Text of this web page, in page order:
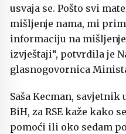
usvaja se. Pošto svi
mišljenje nama, mi
informaciju na
izvještaji“, potvrdila je
glasnogovornica
Saša Kecman,
BiH, za RSE kaže kako
pomoći ili oko sedam